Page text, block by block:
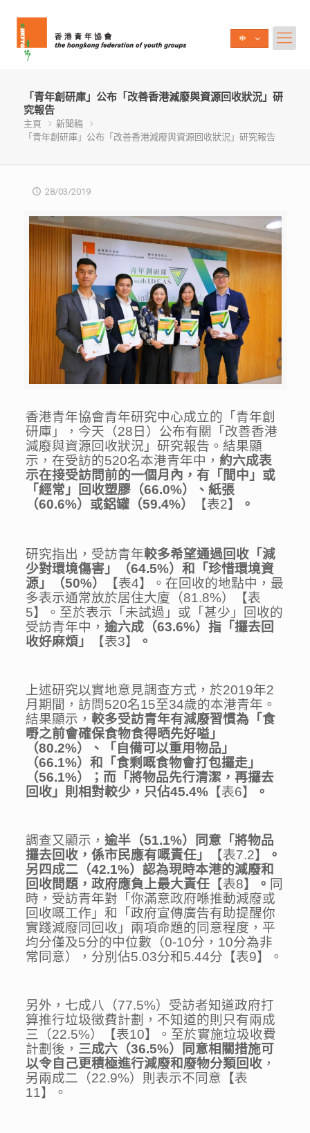
「青年創研庫」公布「改善香港減廢與資源回收狀況」研
究報告
主頁
新聞稿
「青年創研庫」公布「改善香港減廢與資源回收狀況」研究報告
28/03/2019
香港青年協會青年研究中心成立的「青年創
研庫」，今天（28日）公布有關「改善香港
減廢與資源回收狀況」研究報告。結果顯
示，在受訪的520名本港青年中，約六成表
示在接受訪問前的一個月內，有「間中」或
「經常」回收塑膠（66.0%）、紙張
（60.6%）或鋁罐（59.4%） 【表2】 。
研究指出，受訪青年較多希望通過回收「減
少對環境傷害」（64.5%）和「珍惜環境資
源」（50%）
【表4】。在回收的地點中，最
多表示通常放於居住大廈（81.8%）【表
5】。至於表示「未試過」或「甚少」回收的
受訪青年中，逾六成（63.6%）指 「攞去回
收好麻煩」
【表3】 。
上述研究以實地意見調查方式，於2019年2
月期間，訪問520名15至34歲的本港青年。
結果顯示，較多受訪青年有減廢習慣為「食
嘢之前會確保食物食得晒先好嗌」
（80.2%）、「自備可以重用物品」
（66.1%）和「食剩嘅食物會打包攞走」
（56.1%）；而 「將物品先行清潔，再攞去
回收」則相對較少，只佔45.4% 【表6】 。
調查又顯示，逾半（51.1%）同意「將物品
攞去回收，係市民應有嘅責任」
【表7.2】
。
另四成二（42.1%）認為現時本港的減廢和
回收問題，政府應負上最大責任 【表8】 。 同
時，受訪青年對「你滿意政府喺推動減廢或
回收嘅工作」和「政府宣傳廣告有助提醒你
實踐減廢同回收」兩項命題的同意程度，平
均分僅及5分的中位數（0-10分，10分為非
常同意），分別佔5.03分和5.44分【表9】。
另外，七成八（77.5%）受訪者知道政府打
算推行垃圾徵費計劃，不知道的則只有兩成
三（22.5%）【表10】。至於實施垃圾收費
計劃後， 三成六（36.5%）同意相關措施可
以令自己更積極進行減廢和廢物分類回收 ，
另兩成二（22.9%）則表示不同意【表
11】。